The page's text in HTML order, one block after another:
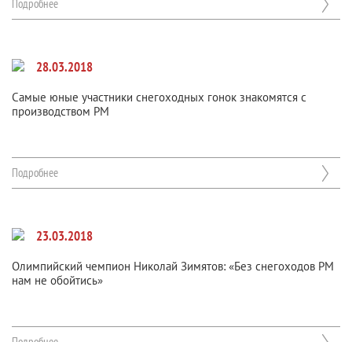
Подробнее
28.03.2018
Самые юные участники снегоходных гонок знакомятся с
производством РМ
Подробнее
23.03.2018
Олимпийский чемпион Николай Зимятов: «Без снегоходов РМ
нам не обойтись»